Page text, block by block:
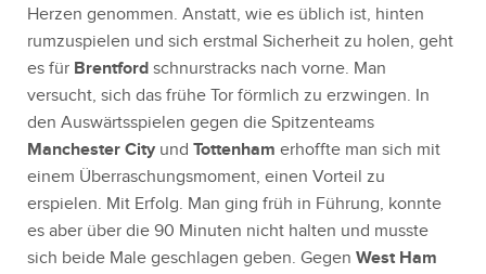
Herzen genommen. Anstatt, wie es üblich ist, hinten
rumzuspielen und sich erstmal Sicherheit zu holen, geht
es für Brentford schnurstracks nach vorne. Man
versucht, sich das frühe Tor förmlich zu erzwingen. In
den Auswärtsspielen gegen die Spitzenteams
Manchester City und Tottenham erhoffte man sich mit
einem Überraschungsmoment, einen Vorteil zu
erspielen. Mit Erfolg. Man ging früh in Führung, konnte
es aber über die 90 Minuten nicht halten und musste
sich beide Male geschlagen geben. Gegen West Ham